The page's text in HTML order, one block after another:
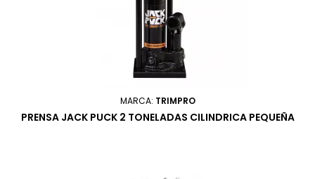
MARCA: TRIMPRO
PRENSA JACK PUCK 2 TONELADAS CILINDRICA PEQUEÑA